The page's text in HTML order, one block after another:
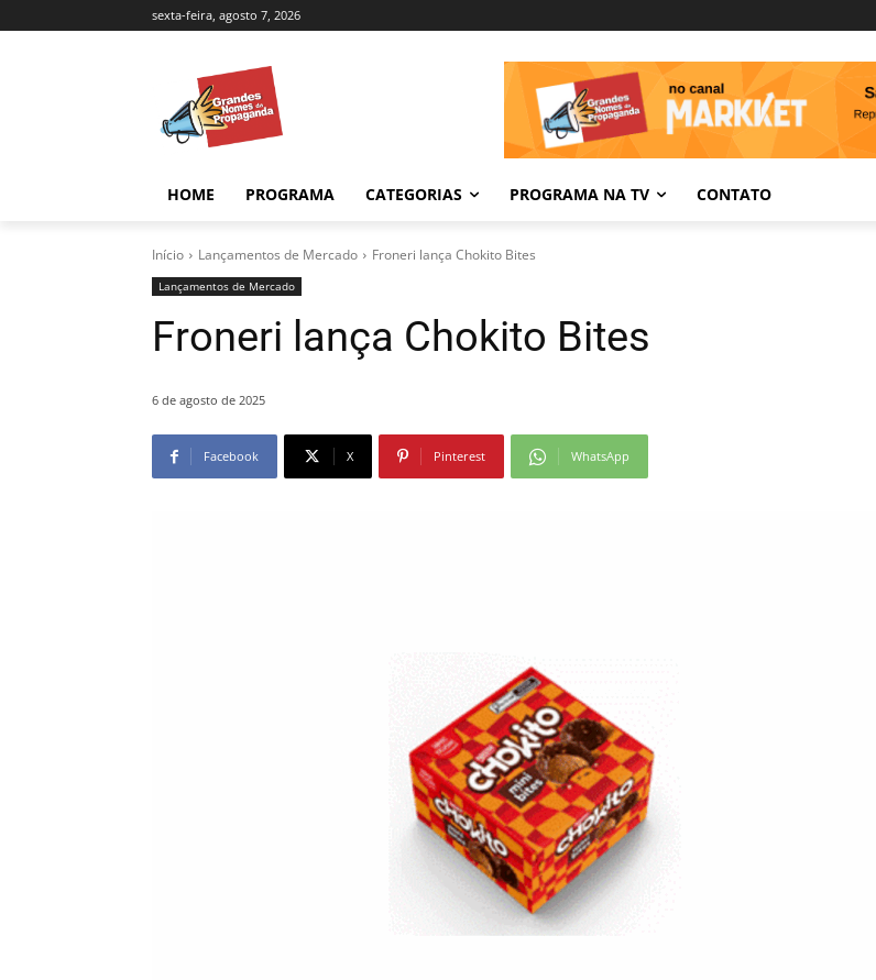
sexta-feira, agosto 7, 2026
HOME PROGRAMA CATEGORIAS PROGRAMA NA TV CONTATO
Início Lançamentos de Mercado Froneri lança Chokito Bites
Lançamentos de Mercado
Froneri lança Chokito Bites
6 de agosto de 2025
Facebook X Pinterest WhatsApp